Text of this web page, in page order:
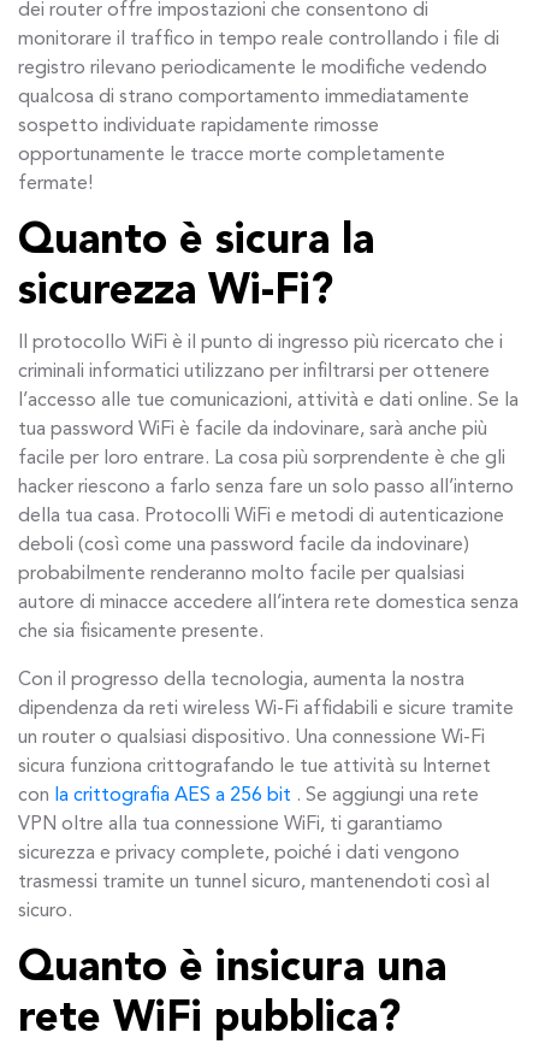
dei router offre impostazioni che consentono di
monitorare il traffico in tempo reale controllando i file di
registro rilevano periodicamente le modifiche vedendo
qualcosa di strano comportamento immediatamente
sospetto individuate rapidamente rimosse
opportunamente le tracce morte completamente
fermate!
Quanto è sicura la
sicurezza Wi-Fi?
Il protocollo WiFi è il punto di ingresso più ricercato che i
criminali informatici utilizzano per infiltrarsi per ottenere
l’accesso alle tue comunicazioni, attività e dati online. Se la
tua password WiFi è facile da indovinare, sarà anche più
facile per loro entrare. La cosa più sorprendente è che gli
hacker riescono a farlo senza fare un solo passo all’interno
della tua casa. Protocolli WiFi e metodi di autenticazione
deboli (così come una password facile da indovinare)
probabilmente renderanno molto facile per qualsiasi
autore di minacce accedere all’intera rete domestica senza
che sia fisicamente presente.
Con il progresso della tecnologia, aumenta la nostra
dipendenza da reti wireless Wi-Fi affidabili e sicure tramite
un router o qualsiasi dispositivo. Una connessione Wi-Fi
sicura funziona crittografando le tue attività su Internet
con la crittografia AES a 256 bit . Se aggiungi una rete
VPN oltre alla tua connessione WiFi, ti garantiamo
sicurezza e privacy complete, poiché i dati vengono
trasmessi tramite un tunnel sicuro, mantenendoti così al
sicuro.
Quanto è insicura una
rete WiFi pubblica?